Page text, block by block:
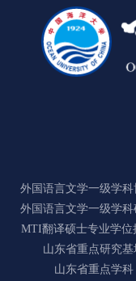
题：任务型语言教学
合核心原则，以及其
证。围绕任务型语言
一个领域的整体效应
的结论分歧。本次讲
在2023年的工作坊中
与写作规范，如今呈
在非英语国家使用英
及。支撑EMI流行的核
外国语言文学一级学科
外国语言文学一级学科
MTI翻译硕士专业学位
山东省重点研究基
山东省重点学科